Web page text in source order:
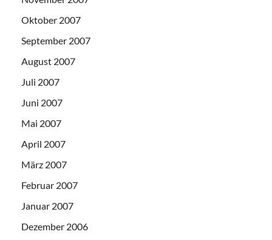
Oktober 2007
September 2007
August 2007
Juli 2007
Juni 2007
Mai 2007
April 2007
März 2007
Februar 2007
Januar 2007
Dezember 2006